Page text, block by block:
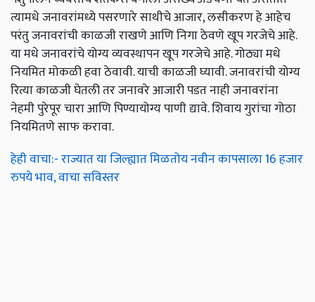
त्यामधे जनावरांमध्ये पसरणारे साथीचे आजार, लसीकरण हे आहेच
परंतु जनावरांची काळजी राखणे आणि निगा ठेवणे खूप गरजेचे आहे.
या मधे जनावरांचे योग्य व्यवस्थापन खूप गरजेचे आहे. गोठ्या मधे
नियमित मोकळी हवा ठेवावी. याची काळजी घ्यावी. जनावरांची योग्य
रित्या काळजी घेतली तर जनावरे आजारी पडत नाही जनावरांना
नेहमी पुरेपूर चारा आणि पिण्यायोग्य पाणी द्यावे. शिवाय गुरांचा गोठा
नियमितणे साफ करावा.
हेही वाचा:- राज्यात या जिल्ह्यात मिळतोय नवीन कापसाला 16 हजार
रुपये भाव, वाचा सविस्तर